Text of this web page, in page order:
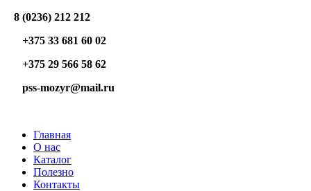
8 (0236) 212 212
+375 33 681 60 02
+375 29 566 58 62
pss-mozyr@mail.ru
Главная
О нас
Каталог
Полезно
Контакты